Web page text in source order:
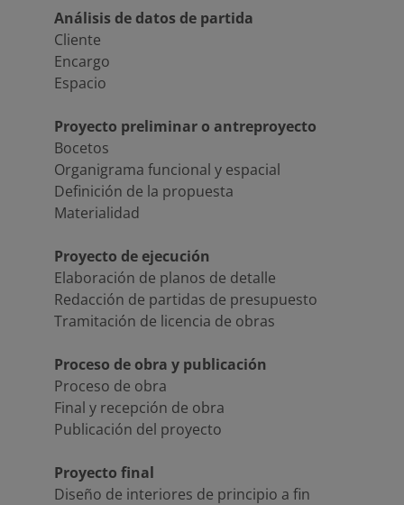
Análisis de datos de partida
Cliente
Encargo
Espacio
Proyecto preliminar o antreproyecto
Bocetos
Organigrama funcional y espacial
Definición de la propuesta
Materialidad
Proyecto de ejecución
Elaboración de planos de detalle
Redacción de partidas de presupuesto
Tramitación de licencia de obras
Proceso de obra y publicación
Proceso de obra
Final y recepción de obra
Publicación del proyecto
Proyecto final
Diseño de interiores de principio a fin